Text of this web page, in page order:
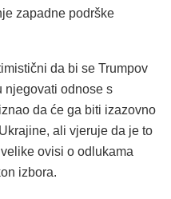
zapadne podrške
da bi se Trumpov
njegovati odnose s
da će ga biti izazovno
ali vjeruje da je to
ovisi o odlukama
izbora.